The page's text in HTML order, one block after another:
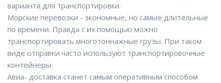
варианта для транспортировки.
Морские перевозки - экономные, но самые длительные
по времени. Правда с их помощью можно
транспортировать многотоннажные грузы. При таком
виде отправки часто используют транспортировочные
контейнеры.
Авиа- доставка станет самым оперативным способом